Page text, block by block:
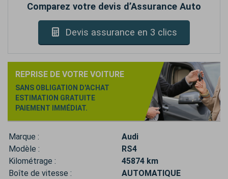
Comparez votre devis d’Assurance Auto
Devis assurance en 3 clics
REPRISE DE VOTRE VOITURE
SANS OBLIGATION D'ACHAT
ESTIMATION GRATUITE
PAIEMENT IMMÉDIAT.
Marque :
Audi
Modèle :
RS4
Kilométrage :
45874 km
Boîte de vitesse :
AUTOMATIQUE